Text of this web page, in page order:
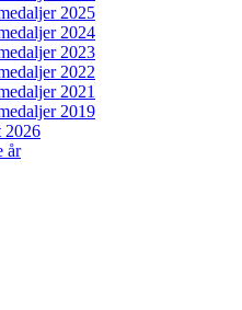
2025
2024
2023
2022
2021
2019
2026
år